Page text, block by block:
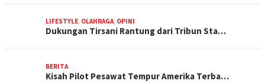
LIFESTYLE, OLAHRAGA, OPINI
Dukungan Tirsani Rantung dari Tribun Sta…
BERITA
Kisah Pilot Pesawat Tempur Amerika Terba…